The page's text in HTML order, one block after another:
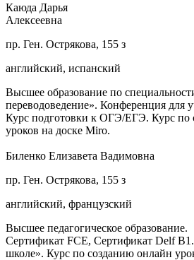
Каюда Дарья
Алексеевна
пр. Ген. Острякова, 155 з
английский, испанский
Высшее образование по
переводоведение». Конференция для
Курс подготовки к ОГЭ/ЕГЭ. Курс по
уроков на доске Miro.
Биленко Елизавета Вадимовна
пр. Ген. Острякова, 155 з
английский, французский
Высшее педагогическое образование.
Сертификат FCE, Сертификат Delf
школе». Курс по созданию онлайн